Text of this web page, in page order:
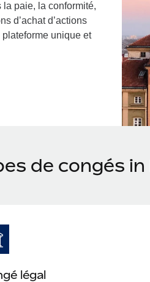
la paie, la conformité,
d’achat d’actions
unique et
de congés in
légal